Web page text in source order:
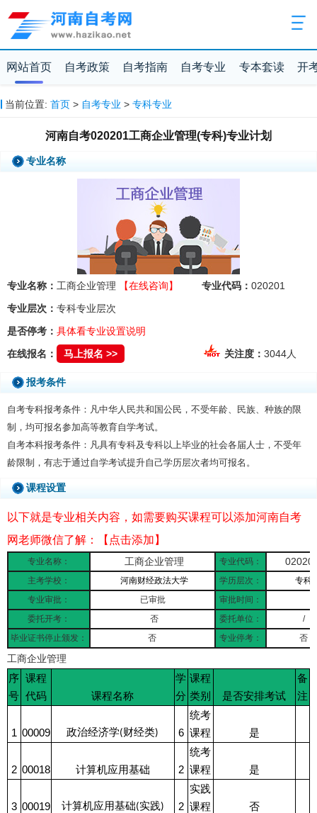
网站首页 自考政策 自考指南 自考专业 专本套读 开
当前位置:首页 > 自考专业 >专科专业
河南自考020201工商企业管理(专科)专业计划
专业名称
专业名称：工商企业管理 【在线咨询】 专业代码：020201
专业层次：专科专业层次
是否停考：具体看专业设置说明
在线报名：
马上报名 >> 关注度：3044人
报考条件
自考专科报考条件：凡中华人民共和国公民，不受年龄、民族、种族的限
制，均可报名参加高等教育自学考试。
自考本科报考条件：凡具有专科及专科以上毕业的社会各届人士，不受年
龄限制，有志于通过自学考试提升自己学历层次者均可报名。
课程设置
以下就是专业相关内容，如需要购买课程可以添加河南自考
网老师微信了解：【点击添加】
专业名称： 工商企业管理 专业代码：
主考学校： 河南财经政法大学 学历层次：
专科
专业审批：
已审批
审批时间：
委托开考：
否 委托单位：
/
毕业证书停止颁发：
否 专业停考： 否
工商企业管理
序
号
课程
代码
课程名称
学
分
课程
类别
是否安排考试
备
注
1 00009 政治经济学( 财经类) 6
统考
课程
是
2 00018 计算机应用基础 2
统考
课程
是
3 00019 计算机应用基础(实践) 2
实践
课程
否